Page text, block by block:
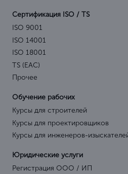
Сертификация ISO / TS
ISO 9001
ISO 14001
ISO 18001
TS (EAC)
Прочее
Обучение рабочих
Курсы для строителей
Курсы для проектировщиков
Курсы для инженеров-
Юридические услуги
Регистрация ООО / ИП